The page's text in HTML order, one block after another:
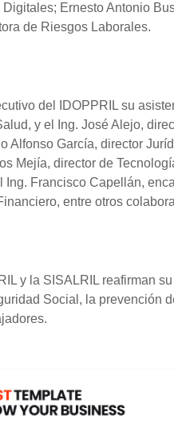
Ernesto Antonio
de Riesgos Laborales.
del IDOPPRIL su
y el Ing. José Alejo,
Alfonso García, director
Mejía, director de
Ing. Francisco Capellán,
entre otros
y la SISALRIL reafirman
Social, la prevención